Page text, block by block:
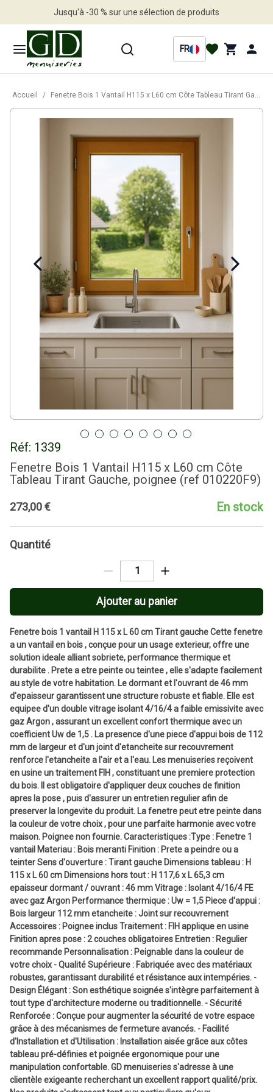
Jusqu'à -30 % sur une sélection de produits
FR
Accueil / Fenetre Bois 1 Vantail H115 x L60 cm Côte Tableau Tirant Gauche, poignee (ref 010220F9)
Réf: 1339
Fenetre Bois 1 Vantail H115 x L60 cm Côte
Tableau Tirant Gauche, poignee (ref 010220F9)
273,00€ En stock
Quantité
Ajouter au panier
Fenetre bois 1 vantail H 115 x L 60 cm Tirant gauche Cette fenetre
a un vantail en bois , conçue pour un usage exterieur, offre une
solution ideale alliant sobriete, performance thermique et
durabilite . Prete a etre peinte ou teintee , elle s'adapte facilement
au style de votre habitation. Le dormant et l'ouvrant de 46 mm
d'epaisseur garantissent une structure robuste et fiable. Elle est
equipee d'un double vitrage isolant 4/16/4 a faible emissivite avec
gaz Argon , assurant un excellent confort thermique avec un
coefficient Uw de 1,5 . La presence d'une piece d'appui bois de 112
mm de largeur et d'un joint d'etancheite sur recouvrement
renforce l'etancheite a l'air et a l'eau. Les menuiseries reçoivent
en usine un traitement FIH , constituant une premiere protection
du bois. Il est obligatoire d'appliquer deux couches de finition
apres la pose , puis d'assurer un entretien regulier afin de
preserver la longevite du produit. La fenetre peut etre peinte dans
la couleur de votre choix , pour une parfaite harmonie avec votre
maison. Poignee non fournie. Caracteristiques :Type : Fenetre 1
vantail Materiau : Bois meranti Finition : Prete a peindre ou a
teinter Sens d'ouverture : Tirant gauche Dimensions tableau : H
115 x L 60 cm Dimensions hors tout : H 117,6 x L 65,3 cm
epaisseur dormant / ouvrant : 46 mm Vitrage : Isolant 4/16/4 FE
avec gaz Argon Performance thermique : Uw = 1,5 Piece d'appui :
Bois largeur 112 mm etancheite : Joint sur recouvrement
Accessoires : Poignee inclus Traitement : FIH applique en usine
Finition apres pose : 2 couches obligatoires Entretien : Regulier
recommande Personnalisation : Peignable dans la couleur de
votre choix - Qualité Supérieure : Fabriquée avec des matériaux
robustes, garantissant durabilité et résistance aux intempéries. -
Design Élégant : Son esthétique soignée s'intègre parfaitement à
tout type d'architecture moderne ou traditionnelle. - Sécurité
Renforcée : Conçue pour augmenter la sécurité de votre espace
grâce à des mécanismes de fermeture avancés. - Facilité
d'Installation et d'Utilisation : Installation aisée grâce aux côtes
tableau pré-définies et poignée ergonomique pour une
manipulation confortable. GD menuiseries s'adresse à une
clientèle exigeante recherchant un excellent rapport qualité/prix.